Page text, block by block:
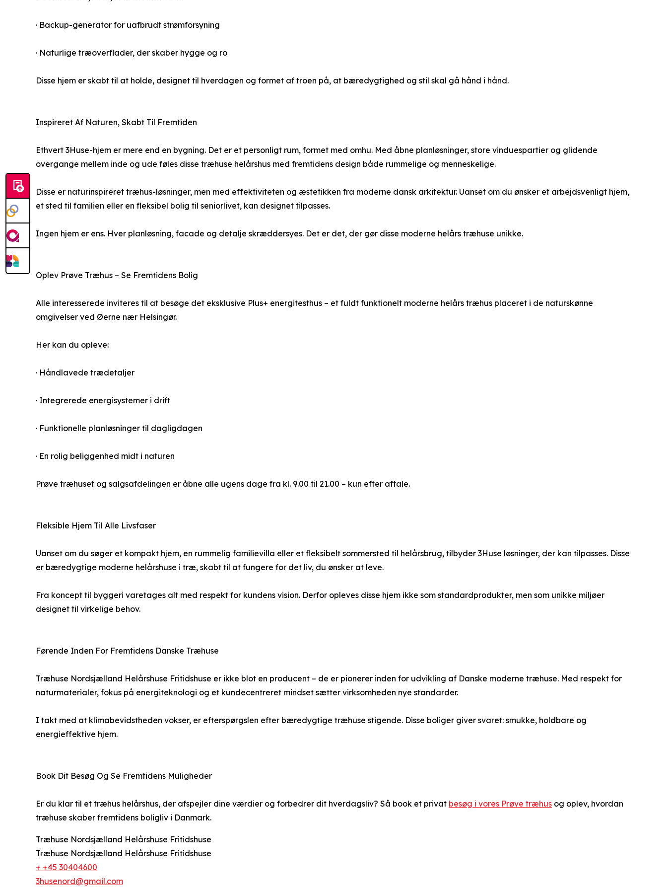
· Backup-generator for uafbrudt strømforsyning
· Naturlige træoverflader, der skaber hygge og ro
Disse hjem er skabt til at holde, designet til hverdagen og formet af troen på, at bæredygtighed og stil skal gå hånd i hånd.
Inspireret Af Naturen, Skabt Til Fremtiden
Ethvert 3Huse-hjem er mere end en bygning. Det er et personligt rum, formet med omhu. Med åbne planløsninger, store vinduespartier og glidende
overgange mellem inde og ude føles disse træhuse helårshus med fremtidens design både rummelige og menneskelige.
Disse er naturinspireret træhus-løsninger, men med effektiviteten og æstetikken fra moderne dansk arkitektur. Uanset om du ønsker et arbejdsvenligt hjem,
et sted til familien eller en fleksibel bolig til seniorlivet, kan designet tilpasses.
Ingen hjem er ens. Hver planløsning, facade og detalje skræddersyes. Det er det, der gør disse moderne helårs træhuse unikke.
Oplev Prøve Træhus – Se Fremtidens Bolig
Alle interesserede inviteres til at besøge det eksklusive Plus+ energitesthus – et fuldt funktionelt moderne helårs træhus placeret i de naturskønne
omgivelser ved Øerne nær Helsingør.
Her kan du opleve:
· Håndlavede trædetaljer
· Integrerede energisystemer i drift
· Funktionelle planløsninger til dagligdagen
· En rolig beliggenhed midt i naturen
Prøve træhuset og salgsafdelingen er åbne alle ugens dage fra kl. 9.00 til 21.00 – kun efter aftale.
Fleksible Hjem Til Alle Livsfaser
Uanset om du søger et kompakt hjem, en rummelig familievilla eller et fleksibelt sommersted til helårsbrug, tilbyder 3Huse løsninger, der kan tilpasses. Disse
er bæredygtige moderne helårshuse i træ, skabt til at fungere for det liv, du ønsker at leve.
Fra koncept til byggeri varetages alt med respekt for kundens vision. Derfor opleves disse hjem ikke som standardprodukter, men som unikke miljøer
designet til virkelige behov.
Førende Inden For Fremtidens Danske Træhuse
Træhuse Nordsjælland Helårshuse Fritidshuse er ikke blot en producent – de er pionerer inden for udvikling af Danske moderne træhuse. Med respekt for
naturmaterialer, fokus på energiteknologi og et kundecentreret mindset sætter virksomheden nye standarder.
I takt med at klimabevidstheden vokser, er efterspørgslen efter bæredygtige træhuse stigende. Disse boliger giver svaret: smukke, holdbare og
energieffektive hjem.
Book Dit Besøg Og Se Fremtidens Muligheder
Er du klar til et træhus helårshus, der afspejler dine værdier og forbedrer dit hverdagsliv? Så book et privat besøg i vores Prøve træhus og oplev, hvordan
træhuse skaber fremtidens boligliv i Danmark.
Træhuse Nordsjælland Helårshuse Fritidshuse
Træhuse Nordsjælland Helårshuse Fritidshuse
+ +45 30404600
3husenord@gmail.com